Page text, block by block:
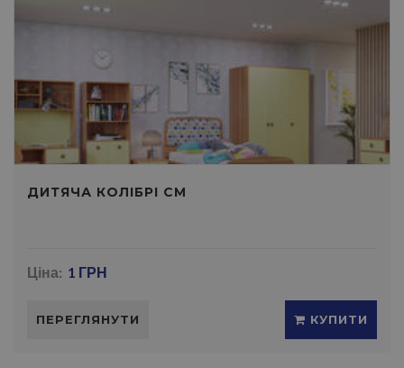
ДИТЯЧА КОЛІБРІ СМ
Ціна: 1 ГРН
ПЕРЕГЛЯНУТИ КУПИТИ